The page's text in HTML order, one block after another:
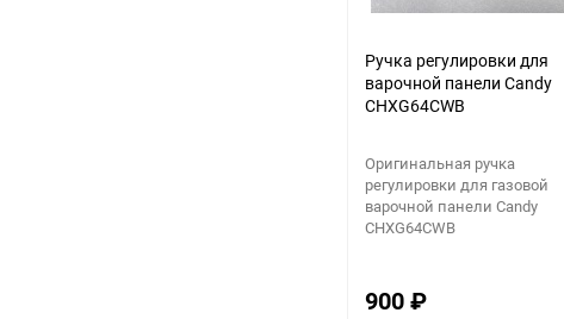
Ручка регулировки для
варочной панели Candy
CHXG64CWB
Оригинальная ручка
регулировки для газовой
варочной панели Candy
CHXG64CWB
900₽